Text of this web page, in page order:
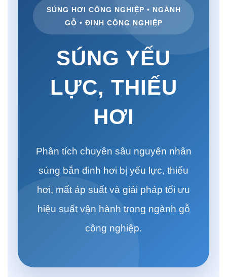
SÚNG HƠI CÔNG NGHIỆP • NGÀNH
GỖ • ĐINH CÔNG NGHIỆP
SÚNG YẾU
LỰC, THIẾU
HƠI
Phân tích chuyên sâu nguyên nhân
súng bắn đinh hơi bị yếu lực, thiếu
hơi, mất áp suất và giải pháp tối ưu
hiệu suất vận hành trong ngành gỗ
công nghiệp.